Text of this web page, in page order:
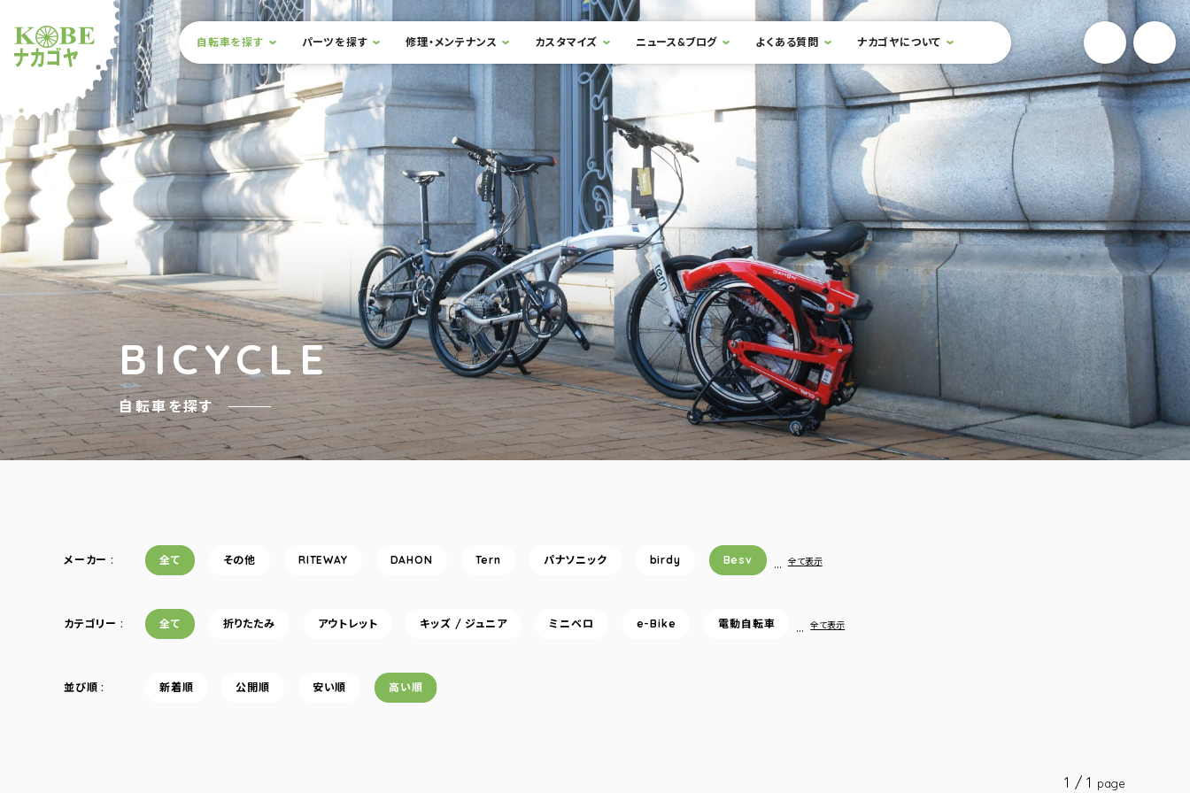
ショップナカゴヤ
サイト内メニュー
本文までスキップ
自転車を探す パーツを探す 修理・メンテナンス カスタマイズ ニュース&ブログ よくある質問 ナカゴヤについて 検索フォームを開閉する YouTube
BICYCLE
自転車を探す
メーカー 全て その他 RITEWAY DAHON Tern パナソニック birdy Besv … 全て表示
カテゴリー 全て 折りたたみ アウトレット キッズ / ジュニア ミニベロ e-Bike 電動自転車 … 全て表示
並び順 新着順 公開順 安い順 高い順
1 / 1 page